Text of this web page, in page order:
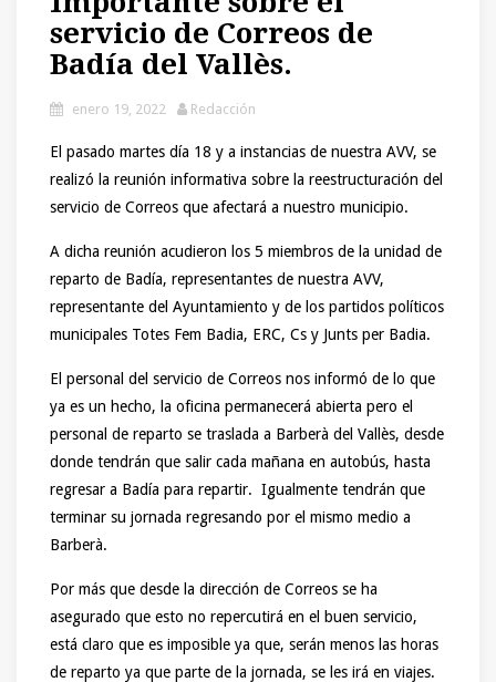
servicio de Correos de
Badía del Vallès.
enero 19, 2022 Redacción
El pasado martes día 18 y a instancias de nuestra AVV, se
realizó la reunión informativa sobre la reestructuración del
servicio de Correos que afectará a nuestro municipio.
A dicha reunión acudieron los 5 miembros de la unidad de
reparto de Badía, representantes de nuestra AVV,
representante del Ayuntamiento y de los partidos políticos
municipales Totes Fem Badia, ERC, Cs y Junts per Badia.
El personal del servicio de Correos nos informó de lo que
ya es un hecho, la oficina permanecerá abierta pero el
personal de reparto se traslada a Barberà del Vallès, desde
donde tendrán que salir cada mañana en autobús, hasta
regresar a Badía para repartir. Igualmente tendrán que
terminar su jornada regresando por el mismo medio a
Barberà.
Por más que desde la dirección de Correos se ha
asegurado que esto no repercutirá en el buen servicio,
está claro que es imposible ya que, serán menos las horas
de reparto ya que parte de la jornada, se les irá en viajes.